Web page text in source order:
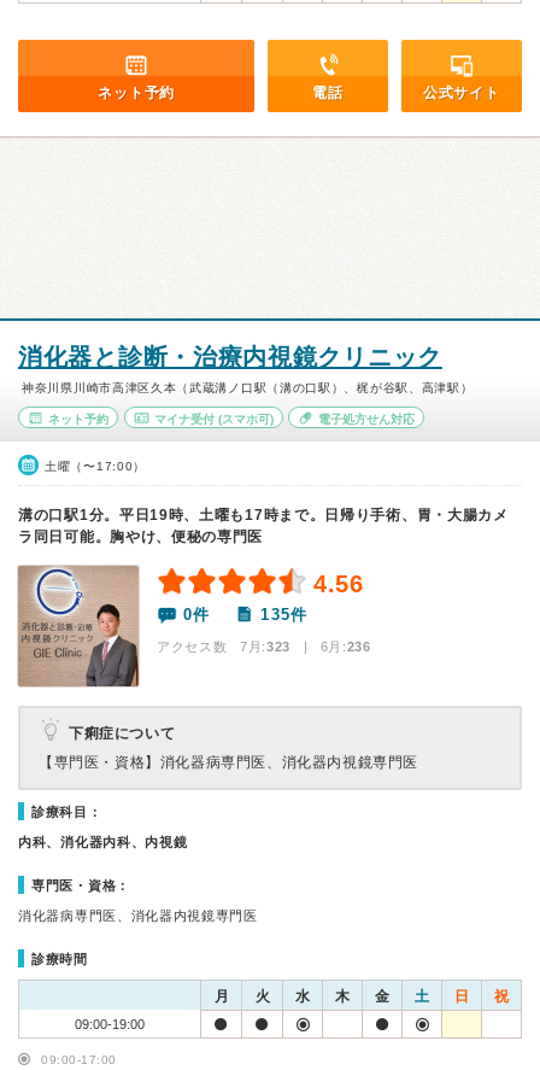
ネット予約 電話 公式サイト
消化器と診断・治療内視鏡クリニック
神奈川県川崎市高津区久本（武蔵溝ノ口駅（溝の口駅）、梶が谷駅、高津駅）
ネット予約 マイナ受付(スマホ可) 電子処方せん対応
土曜（〜17:00）
溝の口駅1分。平日19時、土曜も17時まで。日帰り手術、胃・大腸カメ
ラ同日可能。胸やけ、便秘の専門医
4.56
0件 135件
アクセス数 7月:323 | 6月:236
下痢症について
【専門医・資格】 消化器病専門医、消化器内視鏡専門医
診療科目：
内科、消化器内科、内視鏡
専門医・資格：
消化器病専門医、消化器内視鏡専門医
診療時間
月 火 水 木 金 土 日 祝
09:00-19:00
09:00-17:00